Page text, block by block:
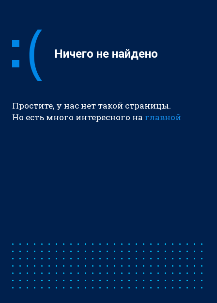
Ничего не найдено
Простите, у нас нет такой страницы.
Но есть много интересного на главной